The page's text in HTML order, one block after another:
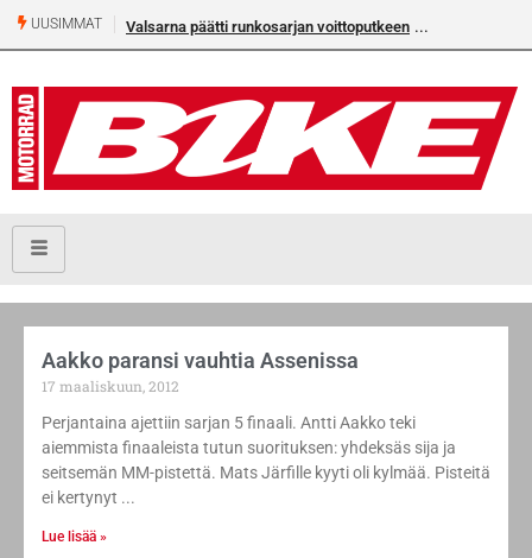
UUSIMMAT Valsarna päätti runkosarjan voittoputkeen
Aakko paransi vauhtia Assenissa
17 maaliskuun, 2012
Perjantaina ajettiin sarjan 5 finaali. Antti Aakko teki
aiemmista finaaleista tutun suorituksen: yhdeksäs sija ja
seitsemän MM-pistettä. Mats Järfille kyyti oli kylmää. Pisteitä
ei kertynyt
Lue lisää »